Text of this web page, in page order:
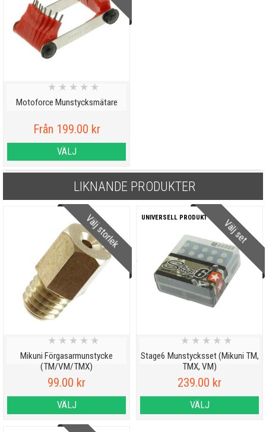
Motoforce Munstycksmätare
★ ★ ★ ★ ★
Från 199.00 kr
VÄLJ
LIKNANDE PRODUKTER
Välj storlek
Mikuni Förgasarmunstycke
(TM/VM/TMX)
★ ★ ★ ★ ★
99.00 kr
VÄLJ
Välj set
UNIVERSELL PRODUKT
Stage6 Munstycksset (Mikuni TM,
TMX, VM)
★ ★ ★ ★ ★
239.00 kr
VÄLJ